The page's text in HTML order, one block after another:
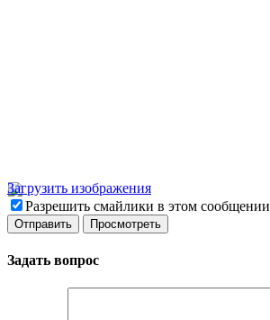
Загрузить изображения
Разрешить смайлики в этом сообщении
Задать вопрос